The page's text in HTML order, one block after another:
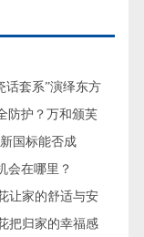
话套系”演绎东方
防护？万和颁芙
推荐
国标能否成
会在哪里？
让家的舒适与安
把归家的幸福感